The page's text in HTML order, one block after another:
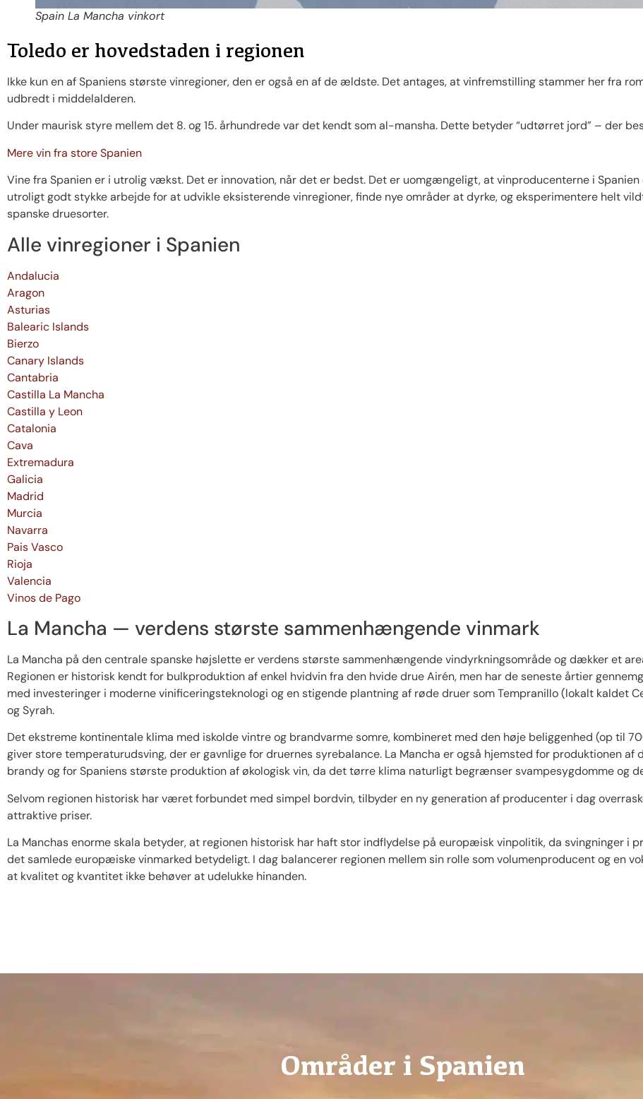
Spain La Mancha vinkort
Toledo er hovedstaden i regionen
Ikke kun en af ​​Spaniens største vinregioner, den er også en af ​​de ældste. Det antages, at vinfremstilling stammer her fra
udbredt i middelalderen.
Under maurisk styre mellem det 8. og 15. århundrede var det kendt som al-mansha. Dette betyder “udtørret jord” – der
Mere vin fra store Spanien
Vine fra Spanien er i utrolig vækst. Det er innovation, når det er bedst. Det er uomgængeligt, at vinproducenterne i
utroligt godt stykke arbejde for at udvikle eksisterende vinregioner, finde nye områder at dyrke, og eksperimentere helt
spanske druesorter.
Alle vinregioner i Spanien
Andalucia
Aragon
Asturias
Balearic Islands
Bierzo
Canary Islands
Cantabria
Castilla La Mancha
Castilla y Leon
Catalonia
Cava
Extremadura
Galicia
Madrid
Murcia
Navarra
Pais Vasco
Rioja
Valencia
Vinos de Pago
La Mancha — verdens største sammenhængende vinmark
La Mancha på den centrale spanske højslette er verdens største sammenhængende vindyrkningsområde og dækker et
Regionen er historisk kendt for bulkproduktion af enkel hvidvin fra den hvide drue Airén, men har de seneste årtier
med investeringer i moderne vinificeringsteknologi og en stigende plantning af røde druer som Tempranillo (lokalt kaldet
og Syrah.
Det ekstreme kontinentale klima med iskolde vintre og brandvarme somre, kombineret med den høje beliggenhed (op til
giver store temperaturudsving, der er gavnlige for druernes syrebalance. La Mancha er også hjemsted for produktionen af
brandy og for Spaniens største produktion af økologisk vin, da det tørre klima naturligt begrænser svampesygdomme og
Selvom regionen historisk har været forbundet med simpel bordvin, tilbyder en ny generation af producenter i dag
attraktive priser.
La Manchas enorme skala betyder, at regionen historisk har haft stor indflydelse på europæisk vinpolitik, da svingninger i
det samlede europæiske vinmarked betydeligt. I dag balancerer regionen mellem sin rolle som volumenproducent og en
at kvalitet og kvantitet ikke behøver at udelukke hinanden.
Områder i Spanien